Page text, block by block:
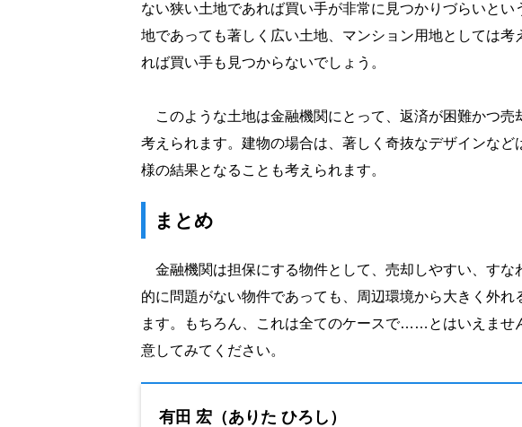
ない狭い土地であれば買い手が非常に見つかりづらいと
地であっても著しく広い土地、マンション用地としては
れば買い手も見つからないでしょう。
このような土地は金融機関にとって、返済が困難かつ売
考えられます。建物の場合は、著しく奇抜なデザインな
様の結果となることも考えられます。
まとめ
金融機関は担保にする物件として、売却しやすい、すな
的に問題がない物件であっても、周辺環境から大きく外
ます。もちろん、これは全てのケースで……とはいえませ
意してみてください。
有田 宏（ありた ひろし）